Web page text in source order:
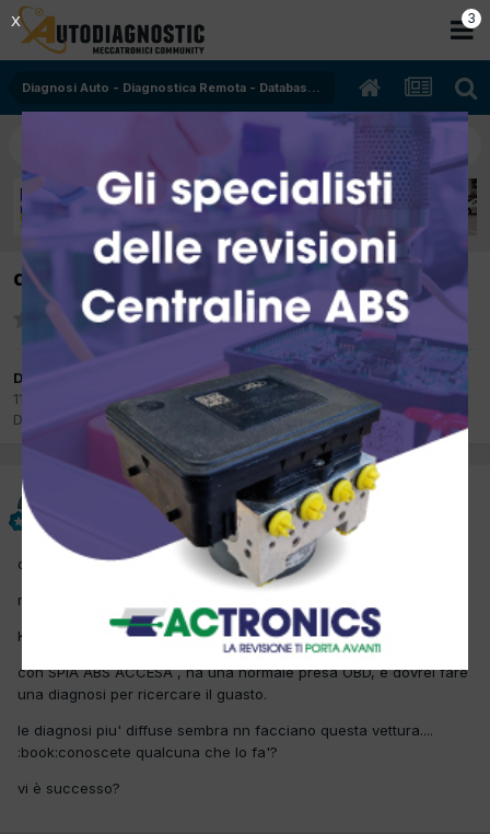
Diagnosi Auto - Diagnostica Remota - Database - Oscilloscopio
diagnosi su vetture AIXAM (microcar)
Da yogy
11 Dicembre 2018inDiagnosi Auto - Diagnostica Remota -
Database - Oscilloscopio
11 Dicembre 2018
ciao a tutti, ho una AIXAM (è una MICROCAR) anno 2016
motore tipo: Z402 -diesel
KW: 0.4
con SPIA ABS ACCESA , ha una normale presa OBD, e dovrei fare
una diagnosi per ricercare il guasto.
le diagnosi piu' diffuse sembra nn facciano questa vettura....
:book:conoscete qualcuna che lo fa'?
vi è successo?
2
X